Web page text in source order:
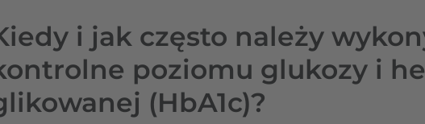
i jak często należy
poziomu glukozy i
(HbA1c)?